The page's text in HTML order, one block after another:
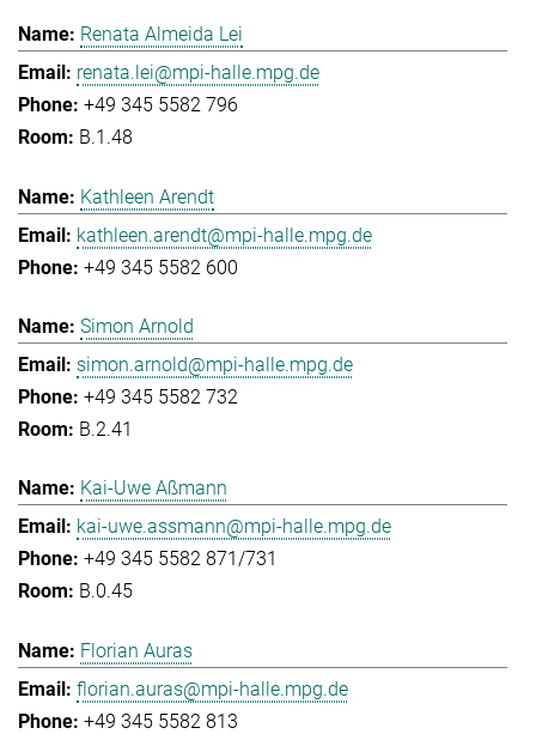
Renata Almeida Lei
renata.lei@mpi-halle.mpg.de
+49 345 5582 796
B.1.48
Kathleen Arendt
kathleen.arendt@mpi-halle.mpg.de
+49 345 5582 600
Simon Arnold
simon.arnold@mpi-halle.mpg.de
+49 345 5582 732
B.2.41
Kai-Uwe Aßmann
kai-uwe.assmann@mpi-halle.mpg.de
+49 345 5582 871/731
B.0.45
Florian Auras
florian.auras@mpi-halle.mpg.de
+49 345 5582 813